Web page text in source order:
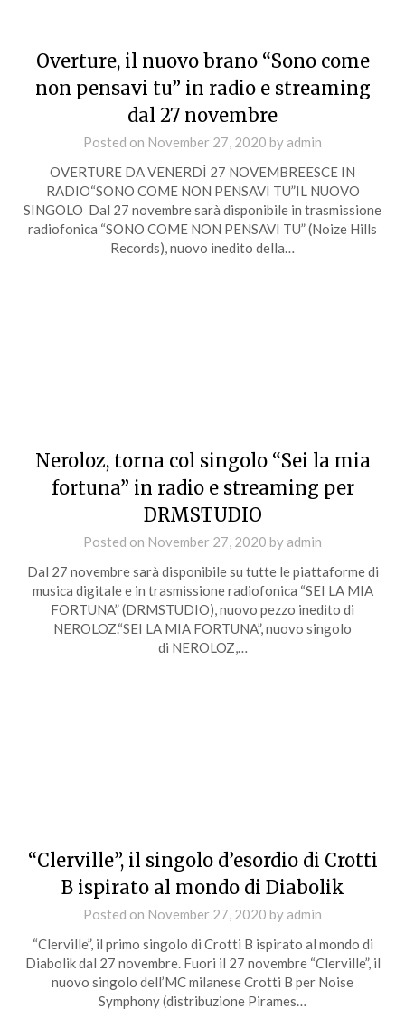
Overture, il nuovo brano “Sono come
non pensavi tu” in radio e streaming
dal 27 novembre
Posted on November 27, 2020 by admin
OVERTURE DA VENERDÌ 27 NOVEMBREESCE IN
RADIO“SONO COME NON PENSAVI TU”IL NUOVO
SINGOLO Dal 27 novembre sarà disponibile in trasmissione
radiofonica “SONO COME NON PENSAVI TU” (Noize Hills
Records), nuovo inedito della…
Neroloz, torna col singolo “Sei la mia
fortuna” in radio e streaming per
DRMSTUDIO
Posted on November 27, 2020 by admin
Dal 27 novembre sarà disponibile su tutte le piattaforme di
musica digitale e in trasmissione radiofonica “SEI LA MIA
FORTUNA” (DRMSTUDIO), nuovo pezzo inedito di
NEROLOZ.“SEI LA MIA FORTUNA”, nuovo singolo
di NEROLOZ,…
“Clerville”, il singolo d’esordio di Crotti
B ispirato al mondo di Diabolik
Posted on November 27, 2020 by admin
“Clerville”, il primo singolo di Crotti B ispirato al mondo di
Diabolik dal 27 novembre. Fuori il 27 novembre “Clerville”, il
nuovo singolo dell’MC milanese Crotti B per Noise
Symphony (distribuzione Pirames…